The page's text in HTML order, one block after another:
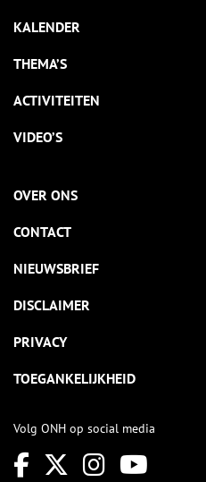
KALENDER
THEMA’S
ACTIVITEITEN
VIDEO’S
OVER ONS
CONTACT
NIEUWSBRIEF
DISCLAIMER
PRIVACY
TOEGANKELIJKHEID
Volg ONH op social media